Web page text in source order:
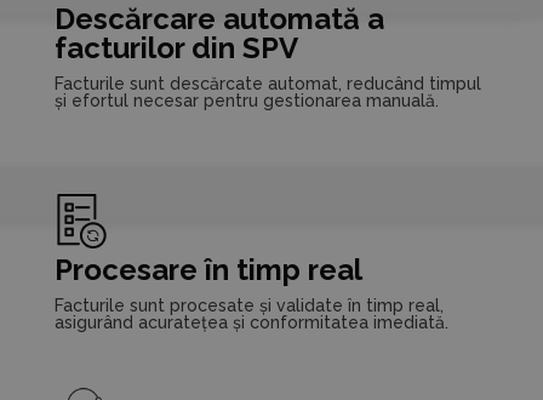
Descărcare automată a
facturilor din SPV
Facturile sunt descărcate automat, reducând timpul
și efortul necesar pentru gestionarea manuală.
Procesare în timp real
Facturile sunt procesate și validate în timp real,
asigurând acuratețea și conformitatea imediată.